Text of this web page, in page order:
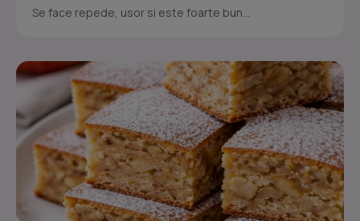
Se face repede, usor si este foarte bun...